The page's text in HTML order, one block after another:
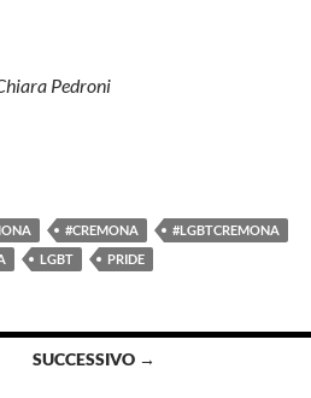
Pedroni
#CREMONA
#LGBTCREMONA
LGBT PRIDE
SUCCESSIVO →